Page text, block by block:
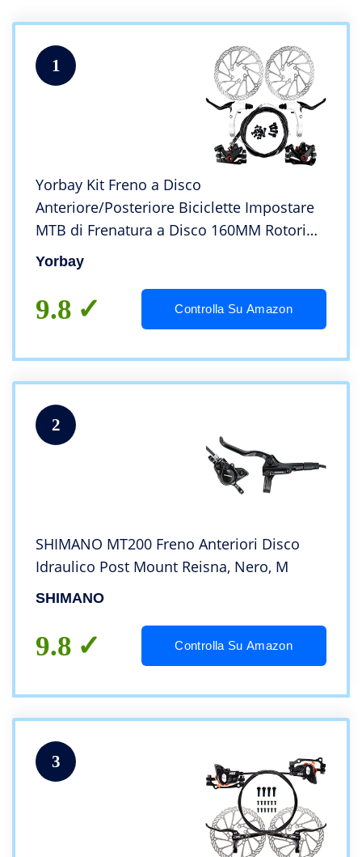
1
Yorbay Kit Freno a Disco
Anteriore/Posteriore Biciclette Impostare
MTB di Frenatura a Disco 160MM Rotori
Bici da Strada (Nero) Riutilizzabile
Yorbay
9.8 Controlla Su Amazon
2
SHIMANO MT200 Freno Anteriori Disco
Idraulico Post Mount Reisna, Nero, M
SHIMANO
9.8 Controlla Su Amazon
3